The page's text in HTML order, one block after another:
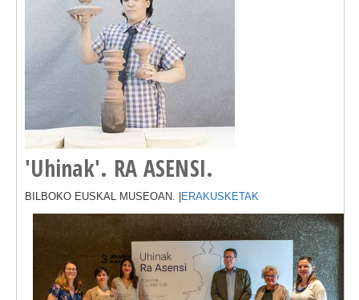
'Uhinak'. RA ASENSI.
BILBOKO EUSKAL MUSEOAN. | ERAKUSKETAK